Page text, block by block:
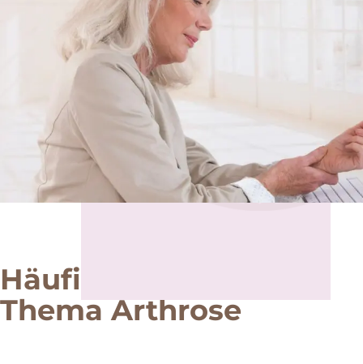
Häufige Fragen zum
Thema Arthrose